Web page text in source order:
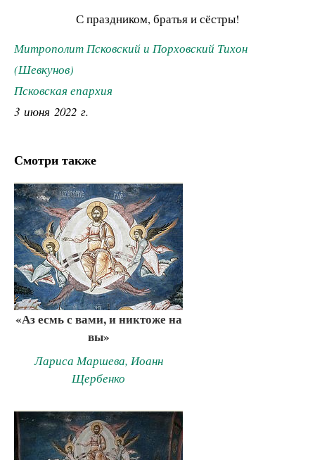
С праздником, братья и сёстры!
Митрополит Псковский и Порховский Тихон
(Шевкунов)
Псковская епархия
3 июня 2022 г.
Смотри также
«Аз есмь с вами, и никтоже на
вы»
Лариса Маршева, Иоанн
Щербенко